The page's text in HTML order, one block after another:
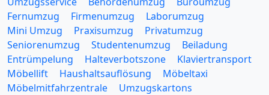
Fernumzug
Firmenumzug
Laborumzug
Mini Umzug
Praxisumzug
Privatumzug
Seniorenumzug
Studentenumzug
Beiladung
Entrümpelung
Halteverbotszone
Klaviertransport
Möbellift
Haushaltsauflösung
Möbeltaxi
Möbelmitfahrzentrale
Umzugskartons